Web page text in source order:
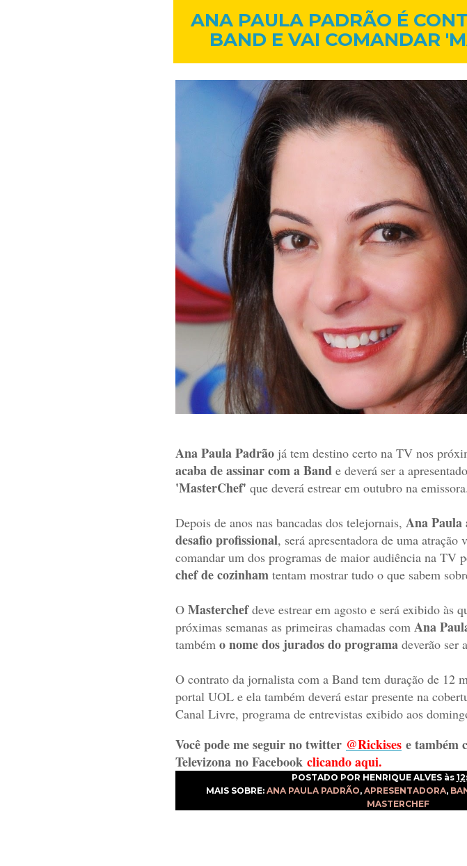
ANA PAULA PADRÃO É
BAND E VAI COMANDAR
Ana Paula Padrão já tem destino certo na TV nos
acaba de assinar com a Band e deverá ser a
'MasterChef' que deverá estrear em outubro na emissora.
Depois de anos nas bancadas dos telejornais, Ana Paula
desafio profissional, será apresentadora de uma
comandar um dos programas de maior audiência na TV
chef de cozinham tentam mostrar tudo o que sabem
O Masterchefdeve estrear em agosto e será exibido às
próximas semanas as primeiras chamadas com Ana
também o nome dos jurados do programa deverão ser
O contrato da jornalista com a Band tem duração de 12
portal UOL e ela também deverá estar presente na
Canal Livre, programa de entrevistas exibido aos
Você pode me seguir no twitter @Rickises e também
Televizona no Facebook clicando aqui.
POSTADO POR HENRIQUE ALVES às
MAIS SOBRE: ANA PAULA PADRÃO, APRESENTADORA,
MASTERCHEF